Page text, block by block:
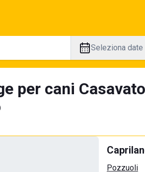
Seleziona date
per cani
Pozzuoli